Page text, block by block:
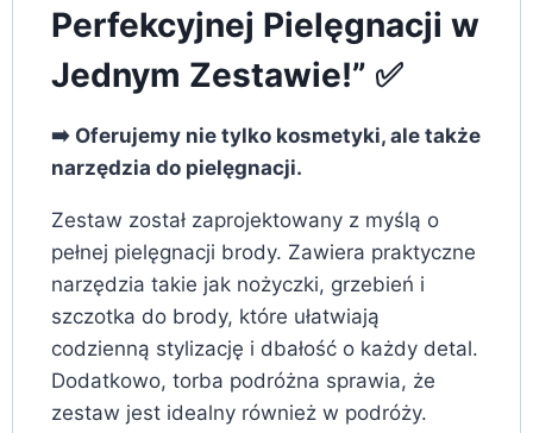
Perfekcyjnej Pielęgnacji w
Jednym Zestawie!” ✅
➡️ Oferujemy nie tylko kosmetyki, ale także
narzędzia do pielęgnacji.
Zestaw został zaprojektowany z myślą o
pełnej pielęgnacji brody. Zawiera praktyczne
narzędzia takie jak nożyczki, grzebień i
szczotka do brody, które ułatwiają
codzienną stylizację i dbałość o każdy detal.
Dodatkowo, torba podróżna sprawia, że
zestaw jest idealny również w podróży.